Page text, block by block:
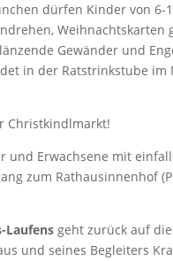
dürfen Kinder von 6-
Weihnachtskarten
Gewänder und
in der Ratstrinkstube im
Christkindlmarkt!
Erwachsene mit
zum Rathausinnenhof
Laufensgeht zurück auf
und seines Begleiters